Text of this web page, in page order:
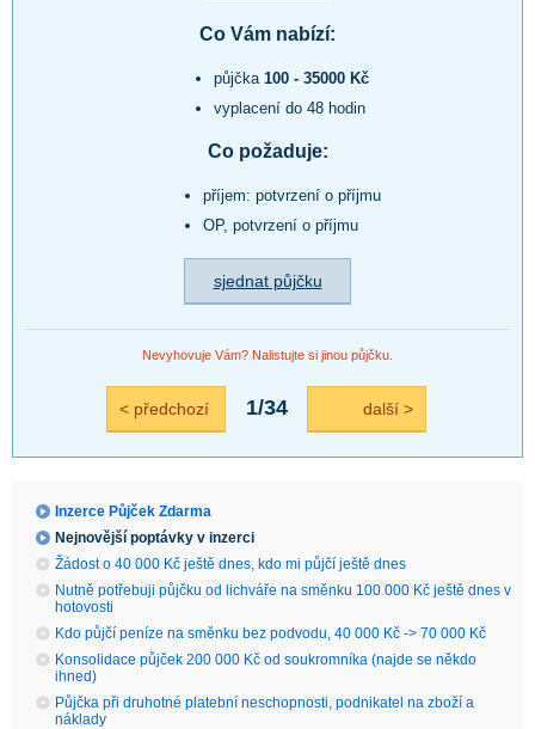
Co Vám nabízí:
půjčka 100 - 35000 Kč
vyplacení do 48 hodin
Co požaduje:
příjem: potvrzení o příjmu
OP, potvrzení o příjmu
sjednat půjčku
Nevyhovuje Vám? Nalistujte si jinou půjčku.
< předchozí 1/34 další >
Inzerce Půjček Zdarma
Nejnovější poptávky v inzerci
Žádost o 40 000 Kč ještě dnes, kdo mi půjčí ještě dnes
Nutně potřebuji půjčku od lichváře na směnku 100 000 Kč ještě dnes v
hotovosti
Kdo půjčí peníze na směnku bez podvodu, 40 000 Kč -> 70 000 Kč
Konsolidace půjček 200 000 Kč od soukromníka (najde se někdo
ihned)
Půjčka při druhotné platební neschopnosti, podnikatel na zboží a
náklady